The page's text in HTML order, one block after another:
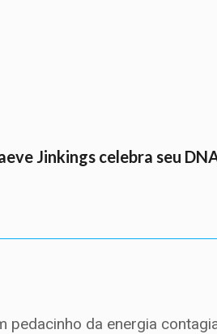
Jinkings celebra seu
pedacinho da energia